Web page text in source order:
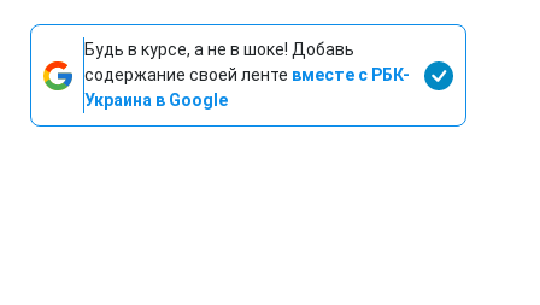
Будь в курсе, а не в шоке! Добавь
содержание своей ленте вместе с РБК-
Украина в Google